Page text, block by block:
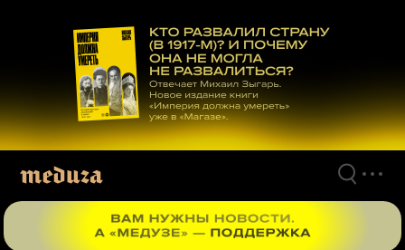
материалам